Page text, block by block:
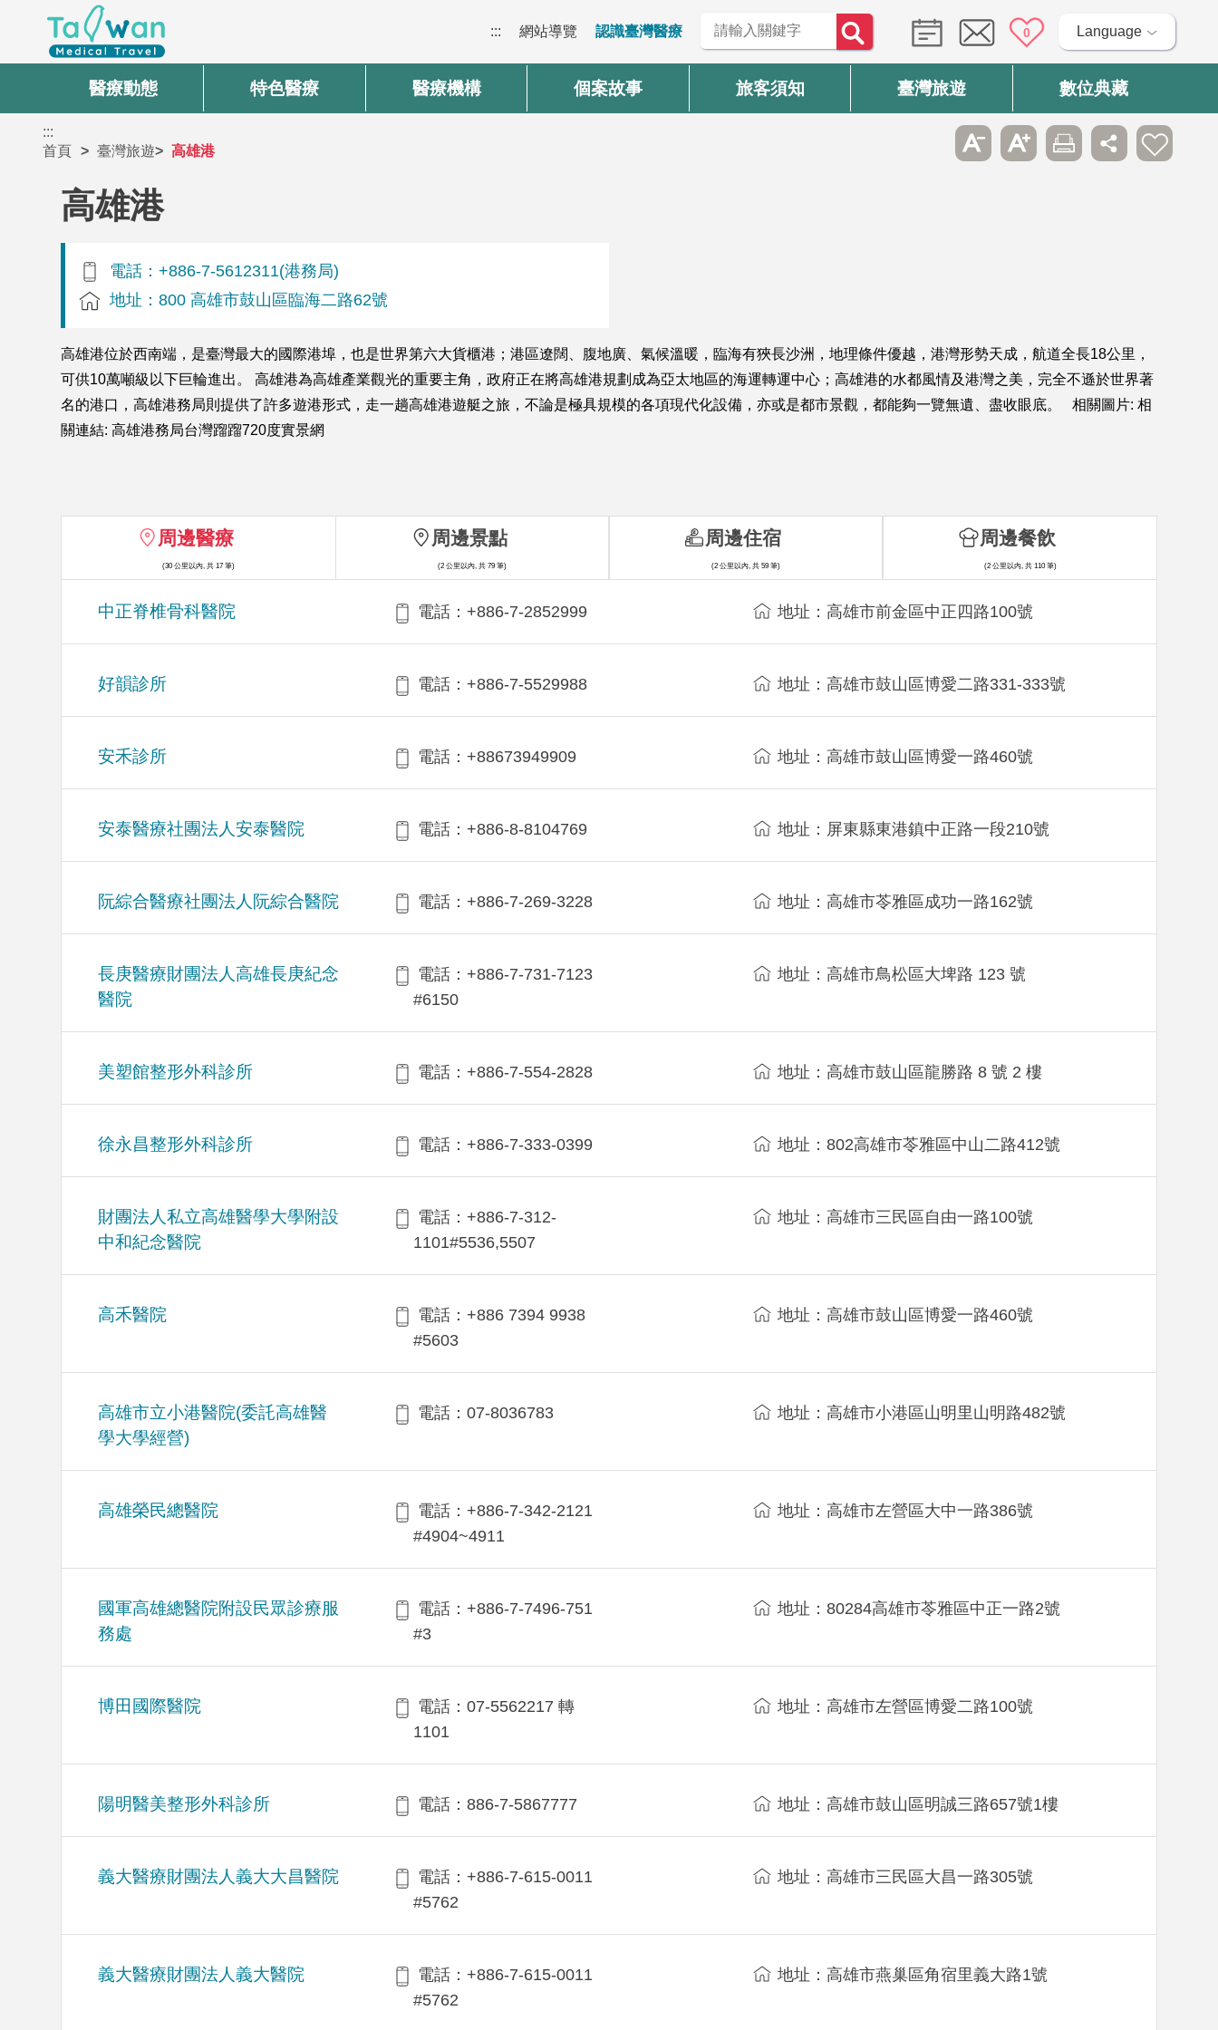
::: 網站導覽 認識臺灣醫療 0 Language
醫療動態 特色醫療 醫療機構 個案故事 旅客須知 臺灣旅遊 數位典藏
:::
首頁
臺灣旅遊 高雄港
高雄港
電話：+886-7-5612311(港務局)
地址：800 高雄市鼓山區臨海二路62號
高雄港位於西南端，是臺灣最大的國際港埠，也是世界第六大貨櫃港；港區遼闊、腹地廣、氣候溫暖，臨海有狹長沙洲，地理條件優越，港灣形勢天成，航道全長18公里，
可供10萬噸級以下巨輪進出。 高雄港為高雄產業觀光的重要主角，政府正在將高雄港規劃成為亞太地區的海運轉運中心；高雄港的水都風情及港灣之美，完全不遜於世界著
名的港口，高雄港務局則提供了許多遊港形式，走一趟高雄港遊艇之旅，不論是極具規模的各項現代化設備，亦或是都市景觀，都能夠一覽無遺、盡收眼底。 相關圖片: 相
關連結: 高雄港務局台灣蹓蹓720度實景網
周邊醫療
(30 公里以內, 共 17 筆)
中正脊椎骨科醫院 電話：+886-7-2852999 地址：高雄市前金區中正四路100號
好韻診所 電話：+886-7-5529988 地址：高雄市鼓山區博愛二路331-333號
安禾診所 電話：+88673949909 地址：高雄市鼓山區博愛一路460號
安泰醫療社團法人安泰醫院 電話：+886-8-8104769 地址：屏東縣東港鎮中正路一段210號
阮綜合醫療社團法人阮綜合醫院 電話：+886-7-269-3228 地址：高雄市苓雅區成功一路162號
長庚醫療財團法人高雄長庚紀念
醫院
電話：+886-7-731-7123
#6150
地址：高雄市鳥松區大埤路 123 號
美塑館整形外科診所 電話：+886-7-554-2828 地址：高雄市鼓山區龍勝路 8 號 2 樓
徐永昌整形外科診所 電話：+886-7-333-0399 地址：802高雄市苓雅區中山二路412號
財團法人私立高雄醫學大學附設
中和紀念醫院
電話：+886-7-312-
1101#5536,5507
地址：高雄市三民區自由一路100號
高禾醫院
電話：+886 7394 9938
#5603
地址：高雄市鼓山區博愛一路460號
高雄市立小港醫院(委託高雄醫
學大學經營)
電話：07-8036783 地址：高雄市小港區山明里山明路482號
高雄榮民總醫院
電話：+886-7-342-2121
#4904~4911
地址：高雄市左營區大中一路386號
國軍高雄總醫院附設民眾診療服
務處
電話：+886-7-7496-751
#3
地址：80284高雄市苓雅區中正一路2號
博田國際醫院
電話：07-5562217 轉
1101
地址：高雄市左營區博愛二路100號
陽明醫美整形外科診所 電話：886-7-5867777 地址：高雄市鼓山區明誠三路657號1樓
義大醫療財團法人義大大昌醫院
電話：+886-7-615-0011
#5762
地址：高雄市三民區大昌一路305號
義大醫療財團法人義大醫院
電話：+886-7-615-0011
#5762
地址：高雄市燕巢區角宿里義大路1號
周邊景點
(2 公里以內, 共 79 筆)
周邊住宿
(2 公里以內, 共 59 筆)
周邊餐飲
(2 公里以內, 共 110 筆)